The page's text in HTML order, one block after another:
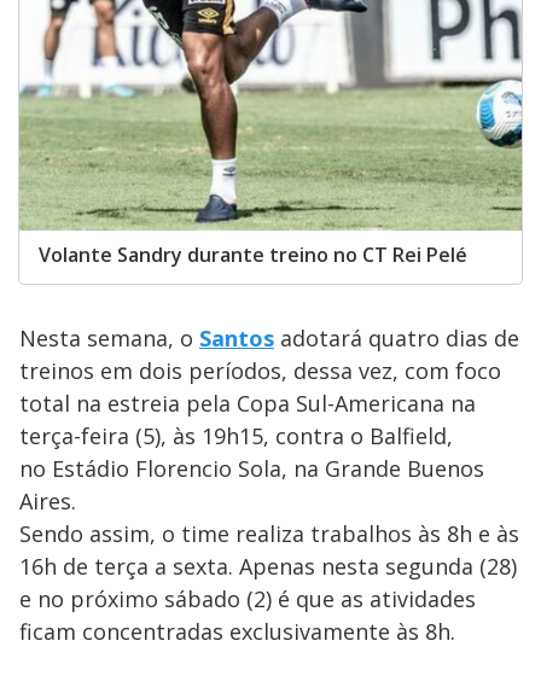
Volante Sandry durante treino no CT Rei Pelé
Nesta semana, o Santos adotará quatro dias de
treinos em dois períodos, dessa vez, com foco
total na estreia pela Copa Sul-Americana na
terça-feira (5), às 19h15, contra o Balfield,
no Estádio Florencio Sola, na Grande Buenos
Aires.
Sendo assim, o time realiza trabalhos às 8h e às
16h de terça a sexta. Apenas nesta segunda (28)
e no próximo sábado (2) é que as atividades
ficam concentradas exclusivamente às 8h.